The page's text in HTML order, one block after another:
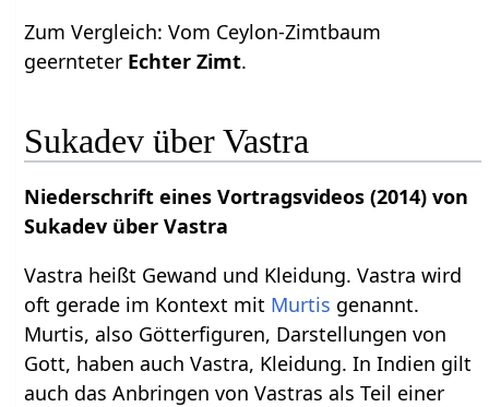
Zum Vergleich: Vom Ceylon-Zimtbaum
geernteter Echter Zimt.
Sukadev über Vastra
Niederschrift eines Vortragsvideos (2014) von
Sukadev über Vastra
Vastra heißt Gewand und Kleidung. Vastra wird
oft gerade im Kontext mit Murtis genannt.
Murtis, also Götterfiguren, Darstellungen von
Gott, haben auch Vastra, Kleidung. In Indien gilt
auch das Anbringen von Vastras als Teil einer